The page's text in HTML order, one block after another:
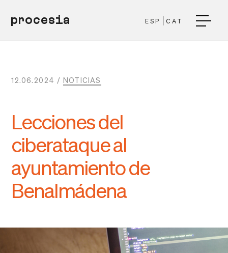
procesia ESP CAT
12.06.2024 / NOTICIAS
Lecciones del
ciberataque al
ayuntamiento de
Benalmádena